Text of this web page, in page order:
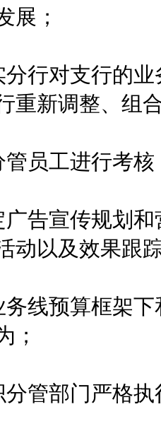
展；
对支行的业
重新调整、组
工进行考核
宣传规划和
动以及效果跟
预算框架下
；
部门严格执